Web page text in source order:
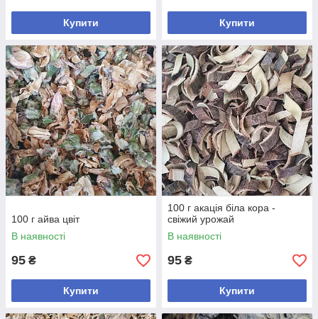
Купити Купити
100 г айва цвіт
В наявності
95 ₴
Купити
100 г акація біла кора -
свіжий урожай
В наявності
95 ₴
Купити